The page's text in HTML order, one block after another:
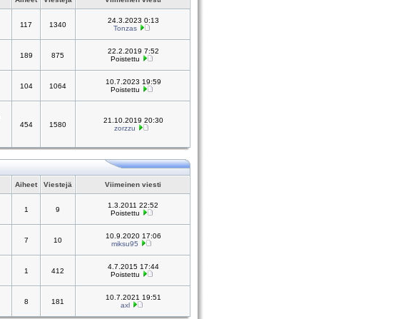
117 1340
24.3.2023 0:13
Tonzas
189 875
22.2.2019 7:52
Poistettu
104 1064
10.7.2023 19:59
Poistettu
454 1580
21.10.2019 20:30
zorzzu
Aiheet Viestejä Viimeinen viesti
1
9
1.3.2011 22:52
Poistettu
7 10
10.9.2020 17:06
miksu95
1
412
4.7.2015 17:44
Poistettu
8
181
10.7.2021 19:51
axl